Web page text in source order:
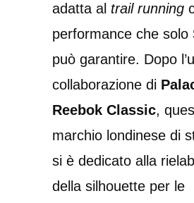
adatta al trail running
performance che solo
può garantire. Dopo
collaborazione di
Reebok Classic,
marchio londinese di
si è dedicato alla
della silhouette per le